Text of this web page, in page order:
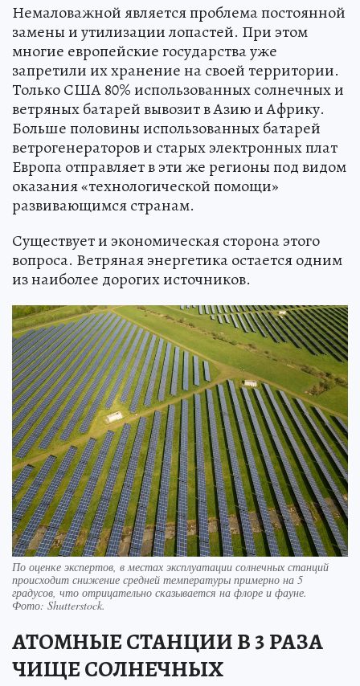
Немаловажной является проблема постоянной
замены и утилизации лопастей. При этом
многие европейские государства уже
запретили их хранение на своей территории.
Только США 80% использованных солнечных и
ветряных батарей вывозит в Азию и Африку.
Больше половины использованных батарей
ветрогенераторов и старых электронных плат
Европа отправляет в эти же регионы под видом
оказания «технологической помощи»
развивающимся странам.
Существует и экономическая сторона этого
вопроса. Ветряная энергетика остается одним
из наиболее дорогих источников.
По оценке экспертов, в местах эксплуатации солнечных станций
происходит снижение средней температуры примерно на 5
градусов, что отрицательно сказывается на флоре и фауне.
Фото: Shutterstock.
АТОМНЫЕ СТАНЦИИ В 3 РАЗА
ЧИЩЕ СОЛНЕЧНЫХ